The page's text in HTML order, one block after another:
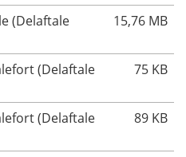
(Delaftale
15,76 MB
(Delaftale
75 KB
(Delaftale
89 KB